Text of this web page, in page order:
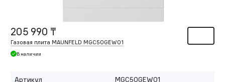
205 990 ₸
Газовая плита MAUNFELD MGC50GEW01
В наличии
Артикул
MGC50GEW01